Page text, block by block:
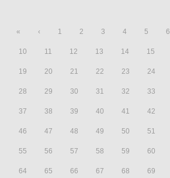
« ‹ 1 2 3 4 5 6
10 11 12 13 14 15
19 20 21 22 23 24
28 29 30 31 32 33
37 38 39 40 41 42
46 47 48 49 50 51
55 56 57 58 59 60
64 65 66 67 68 69